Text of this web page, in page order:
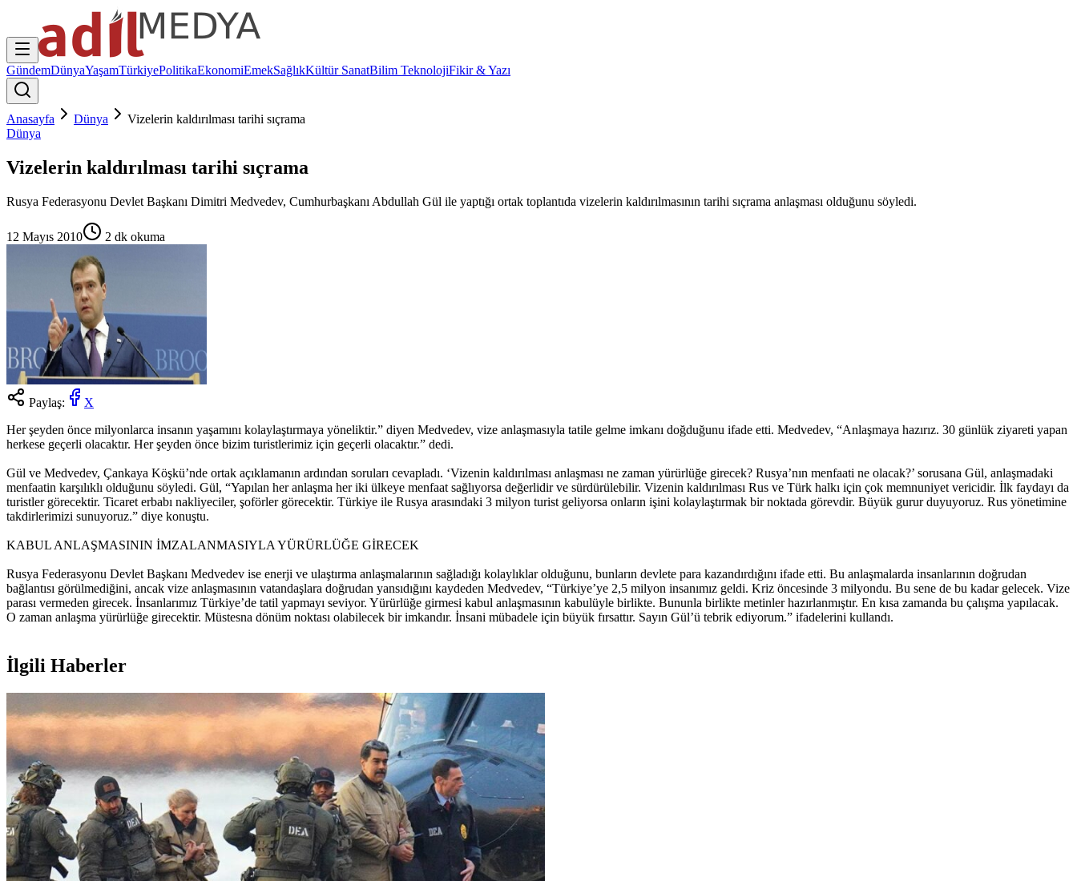
GündemDünyaYaşamTürkiyePolitikaEkonomiEmekSağlıkKültür SanatBilim TeknolojiFikir & Yazı
Anasayfa Dünya
Vizelerin kaldırılması tarihi sıçrama
Dünya
Vizelerin kaldırılması tarihi sıçrama
Rusya Federasyonu Devlet Başkanı Dimitri Medvedev, Cumhurbaşkanı Abdullah Gül ile yaptığı ortak toplantıda vizelerin kaldırılmasının tarihi sıçrama anlaşması olduğunu söyledi.
12 Mayıs 2010 2 dk okuma
Paylaş:
X
Her şeyden önce milyonlarca insanın yaşamını kolaylaştırmaya yöneliktir.” diyen Medvedev, vize anlaşmasıyla tatile gelme imkanı doğduğunu ifade etti. Medvedev, “Anlaşmaya hazırız. 30 günlük ziyareti yapan
herkese geçerli olacaktır. Her şeyden önce bizim turistlerimiz için geçerli olacaktır.” dedi.
Gül ve Medvedev, Çankaya Köşkü’nde ortak açıklamanın ardından soruları cevapladı. ‘Vizenin kaldırılması anlaşması ne zaman yürürlüğe girecek? Rusya’nın menfaati ne olacak?’ sorusana Gül, anlaşmadaki
menfaatin karşılıklı olduğunu söyledi. Gül, “Yapılan her anlaşma her iki ülkeye menfaat sağlıyorsa değerlidir ve sürdürülebilir. Vizenin kaldırılması Rus ve Türk halkı için çok memnuniyet vericidir. İlk faydayı da
turistler görecektir. Ticaret erbabı nakliyeciler, şoförler görecektir. Türkiye ile Rusya arasındaki 3 milyon turist geliyorsa onların işini kolaylaştırmak bir noktada görevdir. Büyük gurur duyuyoruz. Rus yönetimine
takdirlerimizi sunuyoruz.” diye konuştu.
KABUL ANLAŞMASININ İMZALANMASIYLA YÜRÜRLÜĞE GİRECEK
Rusya Federasyonu Devlet Başkanı Medvedev ise enerji ve ulaştırma anlaşmalarının sağladığı kolaylıklar olduğunu, bunların devlete para kazandırdığını ifade etti. Bu anlaşmalarda insanlarının doğrudan
bağlantısı görülmediğini, ancak vize anlaşmasının vatandaşlara doğrudan yansıdığını kaydeden Medvedev, “Türkiye’ye 2,5 milyon insanımız geldi. Kriz öncesinde 3 milyondu. Bu sene de bu kadar gelecek. Vize
parası vermeden girecek. İnsanlarımız Türkiye’de tatil yapmayı seviyor. Yürürlüğe girmesi kabul anlaşmasının kabulüyle birlikte. Bununla birlikte metinler hazırlanmıştır. En kısa zamanda bu çalışma yapılacak.
O zaman anlaşma yürürlüğe girecektir. Müstesna dönüm noktası olabilecek bir imkandır. İnsani mübadele için büyük fırsattır. Sayın Gül’ü tebrik ediyorum.” ifadelerini kullandı.
İlgili Haberler